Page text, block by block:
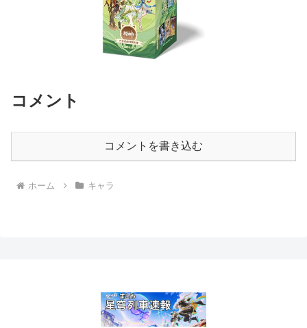
コメント
コメントを書き込む
ホーム キャラ